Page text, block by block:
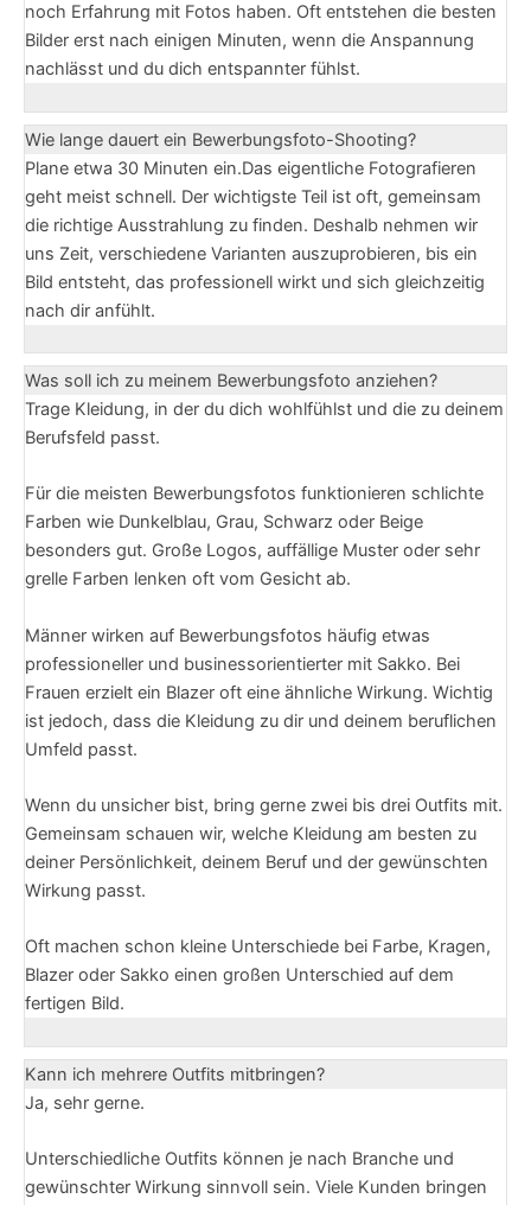
noch Erfahrung mit Fotos haben. Oft entstehen die besten
Bilder erst nach einigen Minuten, wenn die Anspannung
nachlässt und du dich entspannter fühlst.
Wie lange dauert ein Bewerbungsfoto-Shooting?
Plane etwa 30 Minuten ein.Das eigentliche Fotografieren
geht meist schnell. Der wichtigste Teil ist oft, gemeinsam
die richtige Ausstrahlung zu finden. Deshalb nehmen wir
uns Zeit, verschiedene Varianten auszuprobieren, bis ein
Bild entsteht, das professionell wirkt und sich gleichzeitig
nach dir anfühlt.
Was soll ich zu meinem Bewerbungsfoto anziehen?
Trage Kleidung, in der du dich wohlfühlst und die zu deinem
Berufsfeld passt.
Für die meisten Bewerbungsfotos funktionieren schlichte
Farben wie Dunkelblau, Grau, Schwarz oder Beige
besonders gut. Große Logos, auffällige Muster oder sehr
grelle Farben lenken oft vom Gesicht ab.
Männer wirken auf Bewerbungsfotos häufig etwas
professioneller und businessorientierter mit Sakko. Bei
Frauen erzielt ein Blazer oft eine ähnliche Wirkung. Wichtig
ist jedoch, dass die Kleidung zu dir und deinem beruflichen
Umfeld passt.
Wenn du unsicher bist, bring gerne zwei bis drei Outfits mit.
Gemeinsam schauen wir, welche Kleidung am besten zu
deiner Persönlichkeit, deinem Beruf und der gewünschten
Wirkung passt.
Oft machen schon kleine Unterschiede bei Farbe, Kragen,
Blazer oder Sakko einen großen Unterschied auf dem
fertigen Bild.
Kann ich mehrere Outfits mitbringen?
Ja, sehr gerne.
Unterschiedliche Outfits können je nach Branche und
gewünschter Wirkung sinnvoll sein. Viele Kunden bringen